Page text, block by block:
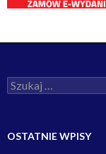
S
z
a
OSTATNIE WPISY